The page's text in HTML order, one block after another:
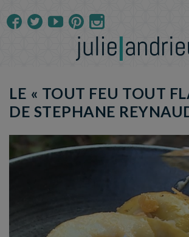
LE « TOUT FEU TOUT
DE STEPHANE